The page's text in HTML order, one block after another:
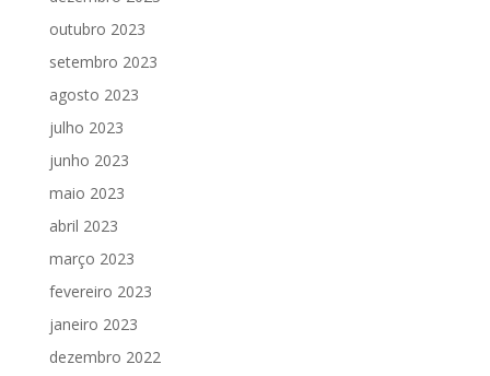
outubro 2023
setembro 2023
agosto 2023
julho 2023
junho 2023
maio 2023
abril 2023
março 2023
fevereiro 2023
janeiro 2023
dezembro 2022